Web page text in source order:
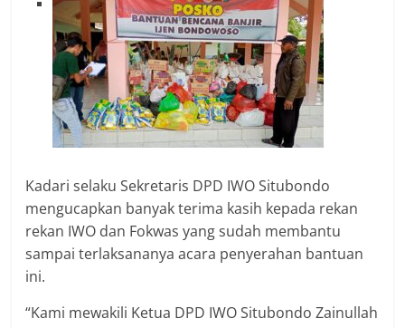
Kadari selaku Sekretaris DPD IWO Situbondo
mengucapkan banyak terima kasih kepada rekan
rekan IWO dan Fokwas yang sudah membantu
sampai terlaksananya acara penyerahan bantuan
ini.
“Kami mewakili Ketua DPD IWO Situbondo Zainullah